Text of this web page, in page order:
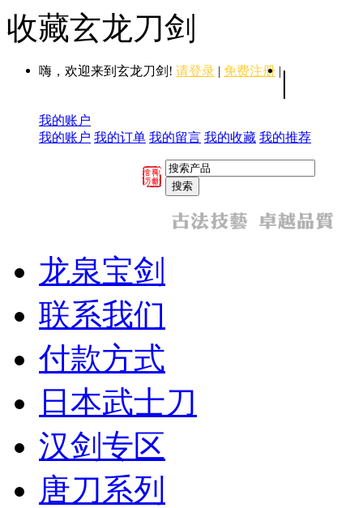
收藏玄龙刀剑
嗨，欢迎来到玄龙刀剑! 请登录 | 免费注册 | |
我的账户
我的账户 我的订单 我的留言 我的收藏 我的推荐
龙泉宝剑
联系我们
付款方式
日本武士刀
汉剑专区
唐刀系列